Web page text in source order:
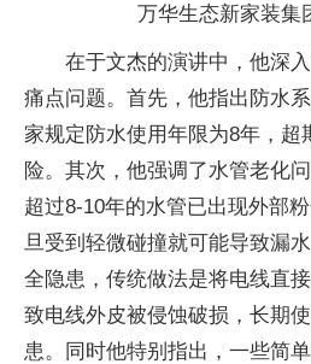
万华生态新家装集
在于文杰的演讲中，他深
痛点问题。首先，他指出防水
家规定防水使用年限为8年，超
险。其次，他强调了水管老化
超过8-10年的水管已出现外部
旦受到轻微碰撞就可能导致漏
全隐患，传统做法是将电线直
致电线外皮被侵蚀破损，长期
患。同时他特别指出，一些简